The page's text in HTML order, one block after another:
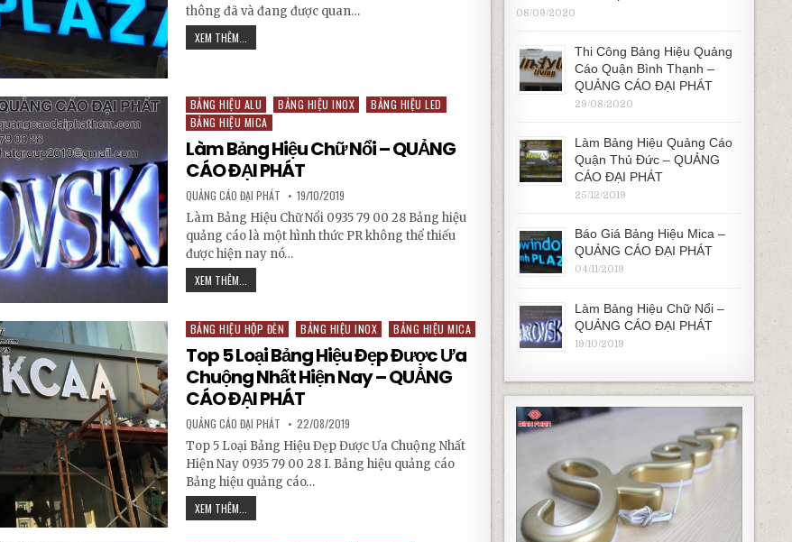
thông đã và đang được quan…
XEM THÊM...
Posted in
BẢNG HIỆU ALU BẢNG HIỆU INOX
BẢNG HIỆU LED
BẢNG HIỆU MICA
Làm Bảng Hiệu Chữ Nổi – QUẢNG
CÁO ĐẠI PHÁT
AUTHOR:
QUẢNG CÁO ĐẠI PHÁT PUBLISHED DATE:
19/10/2019
Làm Bảng Hiệu Chữ Nổi 0935 79 00 28 Bảng hiệu
quảng cáo là một hình thức PR không thể thiếu
được hiện nay nó…
XEM THÊM...
Posted in
BẢNG HIỆU HỘP ĐÈN BẢNG HIỆU INOX BẢNG HIỆU MICA
Top 5 Loại Bảng Hiệu Đẹp Được Ưa
Chuộng Nhất Hiện Nay – QUẢNG
CÁO ĐẠI PHÁT
AUTHOR:
QUẢNG CÁO ĐẠI PHÁT PUBLISHED DATE:
22/08/2019
Top 5 Loại Bảng Hiệu Đẹp Được Ưa Chuộng Nhất
Hiện Nay 0935 79 00 28 I. Bảng hiệu quảng cáo
Bảng hiệu quảng cáo…
XEM THÊM...
TOP 5 LOẠI BẢNG HIỆU ĐẸP ĐƯỢC ƯA CHUỘNG NHẤT HIỆN NAY – QUẢNG CÁO ĐẠI PHÁT
08/09/2020
Thi Công Bảng Hiệu Quảng
Cáo Quận Bình Thạnh –
QUẢNG CÁO ĐẠI PHÁT
29/08/2020
Làm Bảng Hiệu Quảng Cáo
Quận Thủ Đức – QUẢNG
CÁO ĐẠI PHÁT
25/12/2019
Báo Giá Bảng Hiệu Mica –
QUẢNG CÁO ĐẠI PHÁT
04/11/2019
Làm Bảng Hiệu Chữ Nổi –
QUẢNG CÁO ĐẠI PHÁT
19/10/2019